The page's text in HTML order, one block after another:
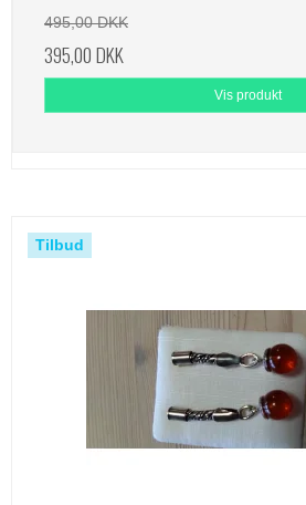
495,00 DKK
395,00 DKK
Vis produkt
Tilbud